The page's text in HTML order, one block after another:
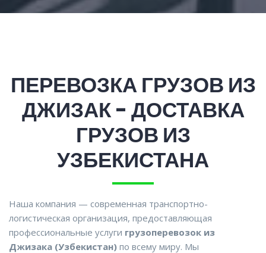
ПЕРЕВОЗКА ГРУЗОВ ИЗ
ДЖИЗАК - ДОСТАВКА
ГРУЗОВ ИЗ
УЗБЕКИСТАНА
Наша компания — современная транспортно-
логистическая организация, предоставляющая
профессиональные услуги грузоперевозок из
Джизака (Узбекистан) по всему миру. Мы